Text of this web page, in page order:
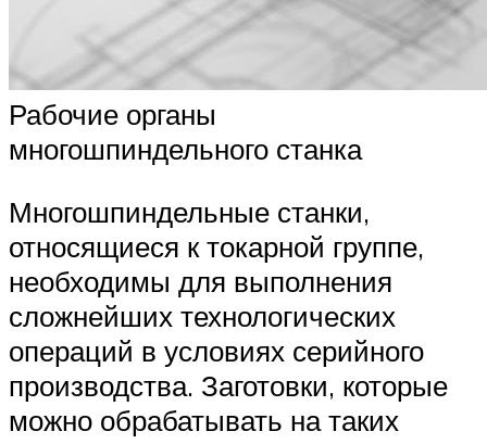
Рабочие органы
многошпиндельного станка
Многошпиндельные станки,
относящиеся к токарной группе,
необходимы для выполнения
сложнейших технологических
операций в условиях серийного
производства. Заготовки, которые
можно обрабатывать на таких